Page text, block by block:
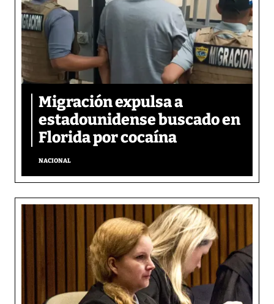
Migración expulsa a
estadounidense buscado en
Florida por cocaína
NACIONAL